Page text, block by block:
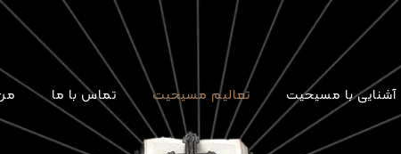
آشنایی با مسیحیت تعالیم مسیحیت تماس با ما